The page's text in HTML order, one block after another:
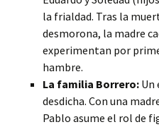
la frialdad. Tras la
desmorona, la madre
experimentan por
hambre.
La familia Borrero: Un
desdicha. Con una
Pablo asume el rol de